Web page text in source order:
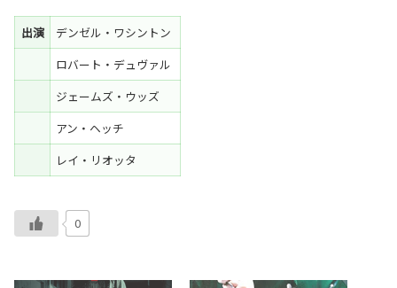
出演
デンゼル・ワシントン
ロバート・デュヴァル
ジェームズ・ウッズ
アン・ヘッチ
レイ・リオッタ
0